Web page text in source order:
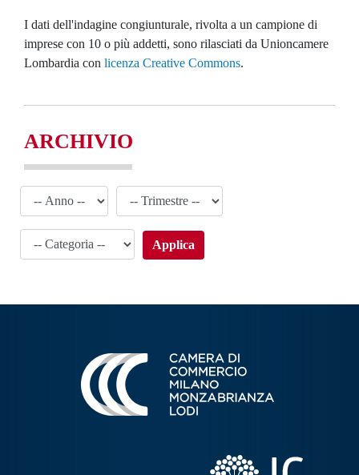
I dati dell'indagine congiunturale, rivolta a un campione di
imprese con 10 o più addetti, sono rilasciati da Unioncamere
Lombardia con licenza Creative Commons.
ARCHIVIO
Applica